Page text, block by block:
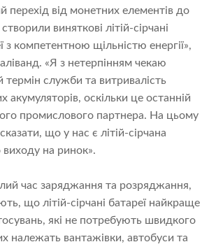
перехід від монетних елементів до
виняткові літій-сірчані
з компетентною щільністю енергії»,
«Я з нетерпінням чекаю
термін служби та витривалість
оскільки це останній
промислового партнера. На цьому
що у нас є літій-сірчана
виходу на ринок».
час заряджання та розряджання,
що літій-сірчані батареї найкраще
які не потребують швидкого
належать вантажівки, автобуси та